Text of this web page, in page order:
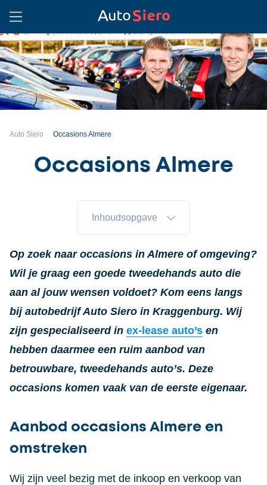
Auto Siero Occasions Almere
Occasions Almere
Inhoudsopgave
Op zoek naar occasions in Almere of omgeving?
Wil je graag een goede tweedehands auto die
aan al jouw wensen voldoet? Kom eens langs
bij autobedrijf Auto Siero in Kraggenburg. Wij
zijn gespecialiseerd in ex-lease auto’s en
hebben daarmee een ruim aanbod van
betrouwbare, tweedehands auto’s. Deze
occasions komen vaak van de eerste eigenaar.
Aanbod occasions Almere en
omstreken
Wij zijn veel bezig met de inkoop en verkoop van